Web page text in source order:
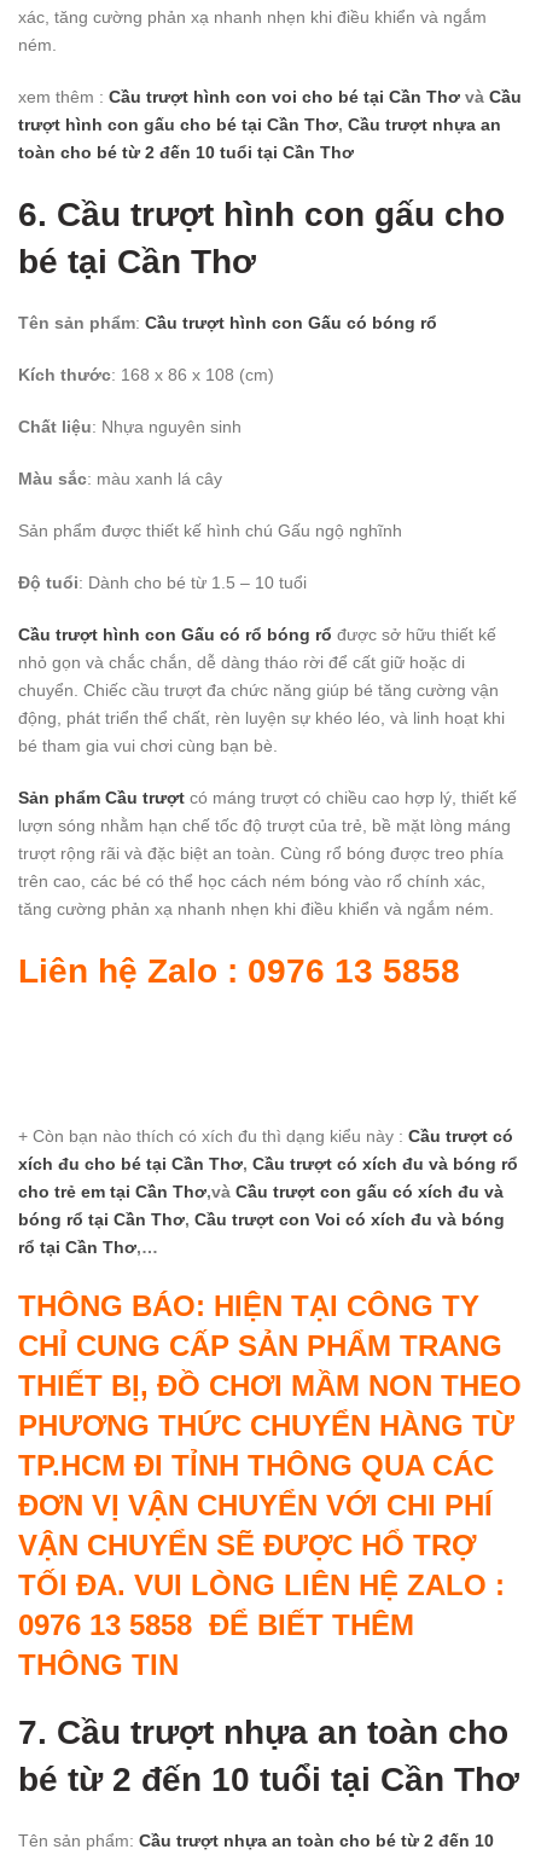
xác, tăng cường phản xạ nhanh nhẹn khi điều khiển và ngắm
ném.
xem thêm : Cầu trượt hình con voi cho bé tại Cần Thơ và Cầu
trượt hình con gấu cho bé tại Cần Thơ, Cầu trượt nhựa an
toàn cho bé từ 2 đến 10 tuổi tại Cần Thơ
6. Cầu trượt hình con gấu cho
bé tại Cần Thơ
Tên sản phẩm: Cầu trượt hình con Gấu có bóng rổ
Kích thước: 168 x 86 x 108 (cm)
Chất liệu: Nhựa nguyên sinh
Màu sắc: màu xanh lá cây
Sản phẩm được thiết kế hình chú Gấu ngộ nghĩnh
Độ tuổi: Dành cho bé từ 1.5 – 10 tuổi
Cầu trượt hình con Gấu có rổ bóng rổ được sở hữu thiết kế
nhỏ gọn và chắc chắn, dễ dàng tháo rời để cất giữ hoặc di
chuyển. Chiếc cầu trượt đa chức năng giúp bé tăng cường vận
động, phát triển thể chất, rèn luyện sự khéo léo, và linh hoạt khi
bé tham gia vui chơi cùng bạn bè.
Sản phẩm Cầu trượt có máng trượt có chiều cao hợp lý, thiết kế
lượn sóng nhằm hạn chế tốc độ trượt của trẻ, bề mặt lòng máng
trượt rộng rãi và đặc biệt an toàn. Cùng rổ bóng được treo phía
trên cao, các bé có thể học cách ném bóng vào rổ chính xác,
tăng cường phản xạ nhanh nhẹn khi điều khiển và ngắm ném.
Liên hệ Zalo : 0976 13 5858
+ Còn bạn nào thích có xích đu thì dạng kiểu này : Cầu trượt có
xích đu cho bé tại Cần Thơ, Cầu trượt có xích đu và bóng rổ
cho trẻ em tại Cần Thơ,và Cầu trượt con gấu có xích đu và
bóng rổ tại Cần Thơ, Cầu trượt con Voi có xích đu và bóng
rổ tại Cần Thơ,…
THÔNG BÁO: HIỆN TẠI CÔNG TY
CHỈ CUNG CẤP SẢN PHẨM TRANG
THIẾT BỊ, ĐỒ CHƠI MẦM NON THEO
PHƯƠNG THỨC CHUYỂN HÀNG TỪ
TP.HCM ĐI TỈNH THÔNG QUA CÁC
ĐƠN VỊ VẬN CHUYỂN VỚI CHI PHÍ
VẬN CHUYỂN SẼ ĐƯỢC HỔ TRỢ
TỐI ĐA. VUI LÒNG LIÊN HỆ ZALO :
0976 13 5858 ĐỂ BIẾT THÊM
THÔNG TIN
7. Cầu trượt nhựa an toàn cho
bé từ 2 đến 10 tuổi tại Cần Thơ
Tên sản phẩm: Cầu trượt nhựa an toàn cho bé từ 2 đến 10